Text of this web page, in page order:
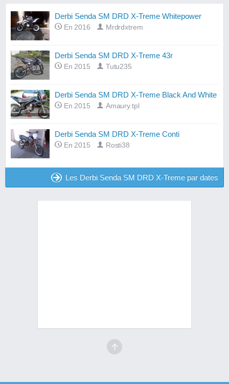
Derbi Senda SM DRD X-Treme Whitepower
En 2016 Mrdrdxtrem
Derbi Senda SM DRD X-Treme 43r
En 2015 Tutu235
Derbi Senda SM DRD X-Treme Black And White
En 2015 Amaury.tpl
Derbi Senda SM DRD X-Treme Conti
En 2015 Rosti38
Les Derbi Senda SM DRD X-Treme par dates